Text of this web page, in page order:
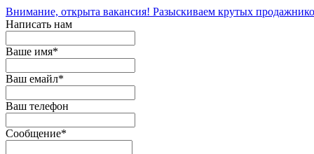
Внимание, открыта вакансия! Разыскиваем крутых
Написать нам
Ваше имя*
Ваш емайл*
Ваш телефон
Сообщение*